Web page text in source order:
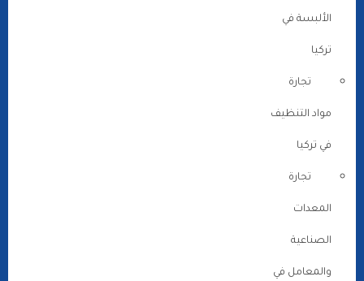
الألبسة في
تركيا
تجارة
مواد التنظيف
في تركيا
تجارة
المعدات
الصناعية
والمعامل في